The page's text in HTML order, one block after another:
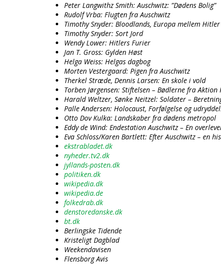
Peter Langwithz Smith: Auschwitz: ”Dødens Bolig”
Rudolf Vrba: Flugten fra Auschwitz
Timothy Snyder: Bloodlands, Europa mellem
Timothy Snyder: Sort Jord
Wendy Lower: Hitlers Furier
Jan T. Gross: Gylden Høst
Helga Weiss: Helgas dagbog
Morten Vestergaard: Pigen fra Auschwitz
Therkel Stræde, Dennis Larsen: En skole i vold
Torben Jørgensen: Stiftelsen – Bødlerne fra Aktion
Harald Weltzer, Sønke Neitzel: Soldater –
Palle Andersen: Holocaust, Forfølgelse og
Otto Dov Kulka: Landskaber fra dødens metropol
Eddy de Wind: Endestation Auschwitz – En
Eva Schloss/Karen Bartlett: Efter Auschwitz – en
ekstrabladet.dk
nyheder.tv2.dk
jyllands-posten.dk
politiken.dk
wikipedia.dk
wikipedia.de
folkedrab.dk
denstoredanske.dk
bt.dk
Berlingske Tidende
Kristeligt Dagblad
Weekendavisen
Flensborg Avis